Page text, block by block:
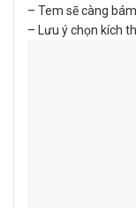
– Tem sẽ càng
– Lưu ý chọn kích